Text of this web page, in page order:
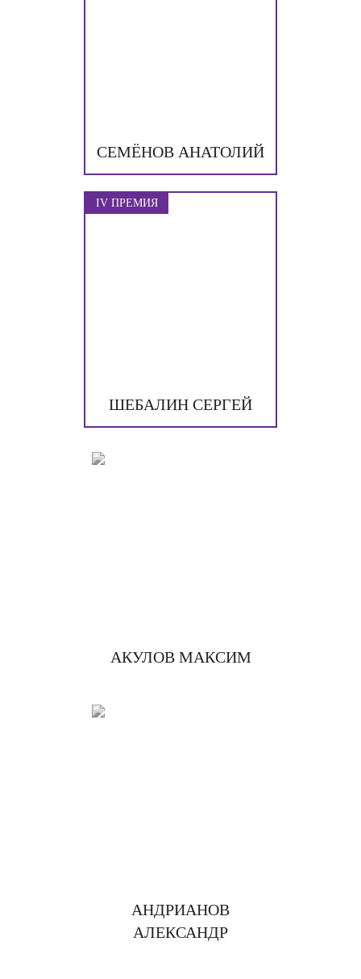
СЕМЁНОВ АНАТОЛИЙ
ШЕБАЛИН СЕРГЕЙ
IV ПРЕМИЯ
АКУЛОВ МАКСИМ
АНДРИАНОВ
АЛЕКСАНДР